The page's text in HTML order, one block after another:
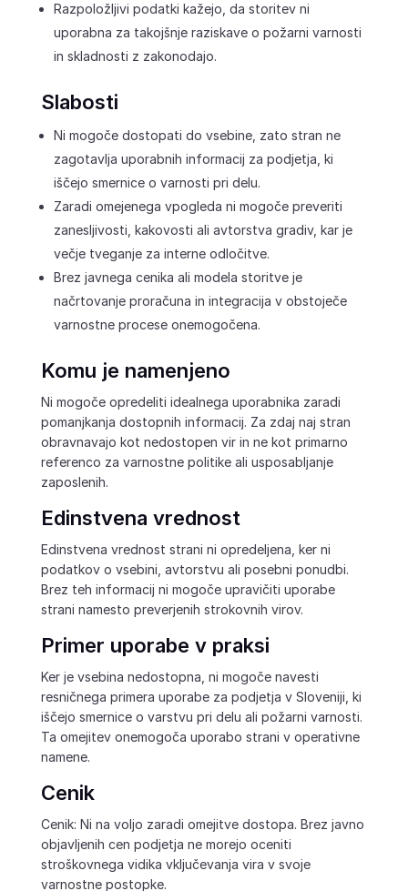
Razpoložljivi podatki kažejo, da storitev ni
uporabna za takojšnje raziskave o požarni varnosti
in skladnosti z zakonodajo.
Slabosti
Ni mogoče dostopati do vsebine, zato stran ne
zagotavlja uporabnih informacij za podjetja, ki
iščejo smernice o varnosti pri delu.
Zaradi omejenega vpogleda ni mogoče preveriti
zanesljivosti, kakovosti ali avtorstva gradiv, kar je
večje tveganje za interne odločitve.
Brez javnega cenika ali modela storitve je
načrtovanje proračuna in integracija v obstoječe
varnostne procese onemogočena.
Komu je namenjeno
Ni mogoče opredeliti idealnega uporabnika zaradi
pomanjkanja dostopnih informacij. Za zdaj naj stran
obravnavajo kot nedostopen vir in ne kot primarno
referenco za varnostne politike ali usposabljanje
zaposlenih.
Edinstvena vrednost
Edinstvena vrednost strani ni opredeljena, ker ni
podatkov o vsebini, avtorstvu ali posebni ponudbi.
Brez teh informacij ni mogoče upravičiti uporabe
strani namesto preverjenih strokovnih virov.
Primer uporabe v praksi
Ker je vsebina nedostopna, ni mogoče navesti
resničnega primera uporabe za podjetja v Sloveniji, ki
iščejo smernice o varstvu pri delu ali požarni varnosti.
Ta omejitev onemogoča uporabo strani v operativne
namene.
Cenik
Cenik: Ni na voljo zaradi omejitve dostopa. Brez javno
objavljenih cen podjetja ne morejo oceniti
stroškovnega vidika vključevanja vira v svoje
varnostne postopke.